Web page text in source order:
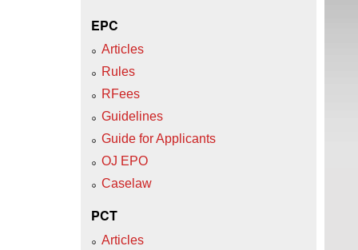
EPC
Articles
Rules
RFees
Guidelines
Guide for Applicants
OJ EPO
Caselaw
PCT
Articles